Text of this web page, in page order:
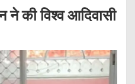
ने की विश्व आदिवासी